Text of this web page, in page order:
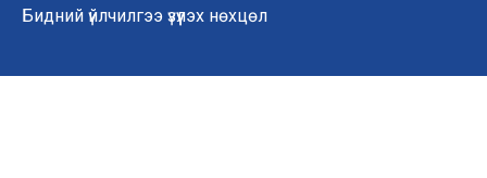
Бидний үйлчилгээ үзүүлэх нөхцөл